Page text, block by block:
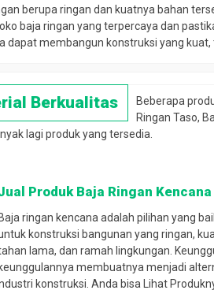
berupa ringan dan kuatnya bahan
baja ringan yang terpercaya dan
dapat membangun konstruksi yang kuat,
Berkualitas
Beberapa
Ringan Taso,
lagi produk yang tersedia.
Produk Baja Ringan Kencana
Baja ringan kencana adalah pilihan yang
konstruksi bangunan yang ringan,
lama, dan ramah lingkungan.
keunggulannya membuatnya menjadi
konstruksi. Anda bisa Lihat